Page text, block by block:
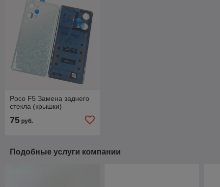
Poco F5 Замена заднего
стекла (крышки)
75 руб.
Подобные услуги компании